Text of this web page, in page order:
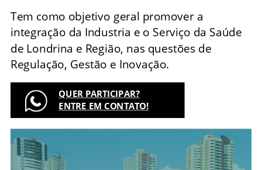
Tem como objetivo geral promover a
integração da Industria e o Serviço da Saúde
de Londrina e Região, nas questões de
Regulação, Gestão e Inovação.
QUER PARTICIPAR?
ENTRE EM CONTATO!